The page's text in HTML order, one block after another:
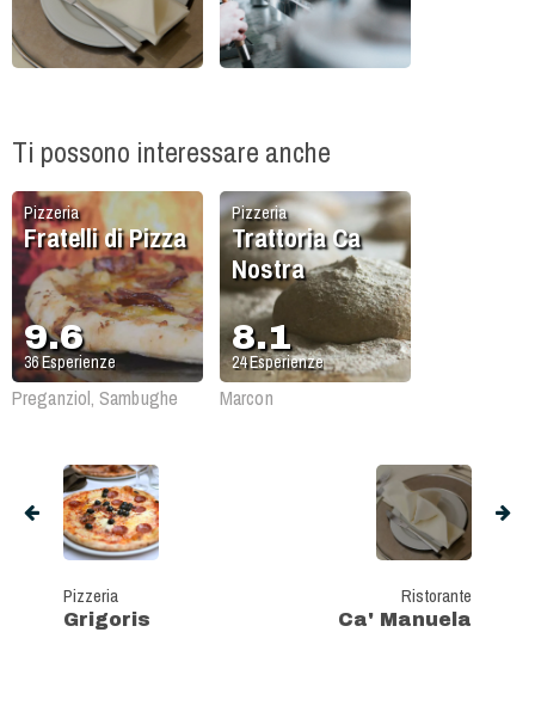
Ti possono interessare anche
Pizzeria
Fratelli di Pizza
9.6
36Esperienze
Preganziol, Sambughe
Pizzeria
Trattoria Ca
Nostra
8.1
24Esperienze
Marcon
Pizzeria
Grigoris
Ristorante
Ca' Manuela